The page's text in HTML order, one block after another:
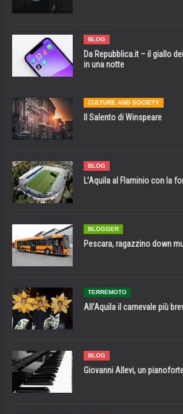
BLOG
Da Repubblica.it – il giallo
in una notte
CULTURE AND SOCIETY
Il Salento di Winspeare
BLOG
L’Aquila al Flaminio con la
BLOGGER
Pescara, ragazzino down
TERREMOTO
All’Aquila il carnevale più
BLOG
Giovanni Allevi, un